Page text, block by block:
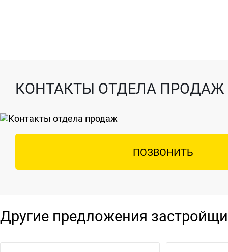
КОНТАКТЫ ОТДЕЛА ПРОДАЖ
ПОЗВОНИТЬ
Другие предложения